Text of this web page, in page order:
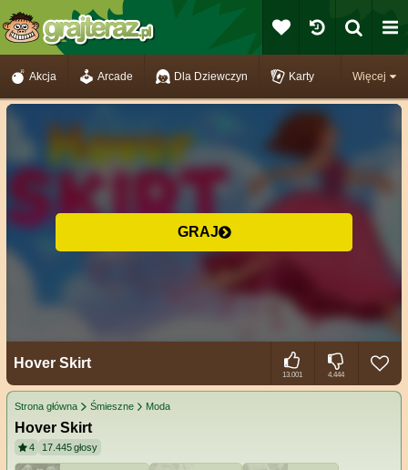
Więcej
Akcja Arcade Dla Dziewczyn Karty
GRAJ
Hover Skirt
13.001 4.444
Strona główna Śmieszne Moda
Hover Skirt
4 17.445głosy